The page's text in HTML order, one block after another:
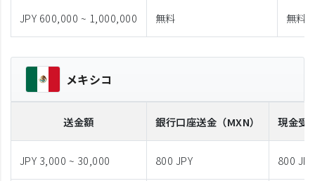
JPY 600,000 ~ 1,000,000 無料 無料
メキシコ
送金額 銀行口座送金 （MXN） 現金受
JPY 3,000 ~ 30,000 800 JPY 800 JPY